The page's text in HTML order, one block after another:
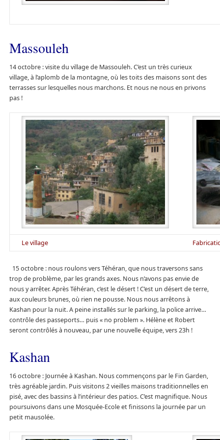
Massouleh
14 octobre : visite du village de Massouleh. C’est un très curieux
village, à l’aplomb de la montagne, où les toits des maisons sont des
terrasses sur lesquelles nous marchons. Et nous ne nous en privons
pas !
Le village
15 octobre : nous roulons vers Téhéran, que nous traversons sans
trop de problème, par les grands axes. Nous n’avons pas envie de
nous y arrêter. Après Téhéran, c’est le désert ! C’est un désert de terre,
aux couleurs brunes, où rien ne pousse. Nous nous arrêtons à
Kashan pour la nuit. A peine installés sur le parking, la police arrive…
contrôle des passeports… puis « no problem ». Hélène et Robert
seront contrôlés à nouveau, par une nouvelle équipe, vers 23h !
Kashan
16 octobre : Journée à Kashan. Nous commençons par le Fin Garden,
très agréable jardin. Puis visitons 2 vieilles maisons traditionnelles en
pisé, avec des bassins à l’intérieur des patios. C’est magnifique. Nous
poursuivons dans une Mosquée-Ecole et finissons la journée par un
petit mausolée.